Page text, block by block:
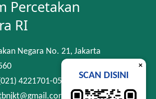
Percetakan
RI
Negara No. 21, Jakarta
4221701-05
×
SCAN DISINI